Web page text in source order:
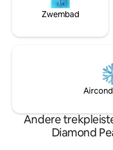
Zwembad
Andere
Diamond